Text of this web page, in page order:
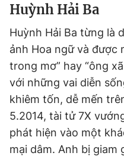
Huỳnh Hải Ba
Huỳnh Hải Ba từng là
ảnh Hoa ngữ và được
trong mơ” hay “ông
với những vai diễn
khiêm tốn, dễ mến
5.2014, tài tử 7X
phát hiện vào một
mại dâm. Anh bị giam